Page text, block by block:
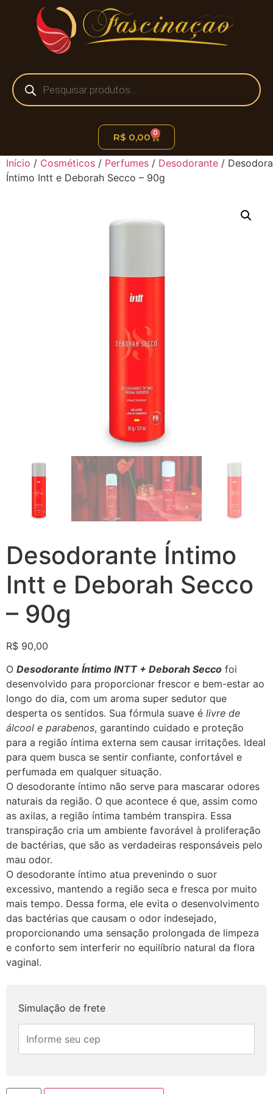
R$ 0,00 0
Início / Cosméticos / Perfumes / Desodorante /
Íntimo Intt e Deborah Secco – 90g
Desodorante Íntimo
Intt e Deborah Secco
– 90g
R$ 90,00
O Desodorante Íntimo INTT + Deborah Secco foi
desenvolvido para proporcionar frescor e bem-estar ao
longo do dia, com um aroma super sedutor que
desperta os sentidos. Sua fórmula suave é livre de
álcool e parabenos, garantindo cuidado e proteção
para a região íntima externa sem causar irritações. Ideal
para quem busca se sentir confiante, confortável e
perfumada em qualquer situação.
O desodorante íntimo não serve para mascarar odores
naturais da região. O que acontece é que, assim como
as axilas, a região íntima também transpira. Essa
transpiração cria um ambiente favorável à proliferação
de bactérias, que são as verdadeiras responsáveis pelo
mau odor.
O desodorante íntimo atua prevenindo o suor
excessivo, mantendo a região seca e fresca por muito
mais tempo. Dessa forma, ele evita o desenvolvimento
das bactérias que causam o odor indesejado,
proporcionando uma sensação prolongada de limpeza
e conforto sem interferir no equilíbrio natural da flora
vaginal.
Simulação de frete